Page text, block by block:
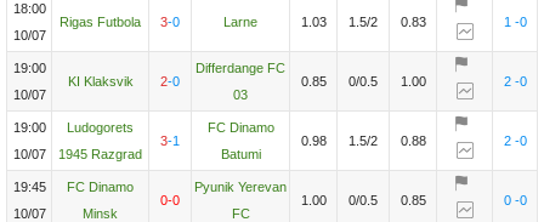
18:00
10/07
Rigas Futbola 3-0 Larne 1.03 1.5/2 0.83 1 -0
19:00
10/07
KI Klaksvik 2-0
Differdange FC
03
0.85 0/0.5 1.00 2 -0
19:00
10/07
Ludogorets
1945 Razgrad
3-1
FC Dinamo
Batumi
0.98 1.5/2 0.88 2 -0
19:45
10/07
FC Dinamo
Minsk
0-0
Pyunik Yerevan
FC
1.00 0/0.5 0.85 0 -0